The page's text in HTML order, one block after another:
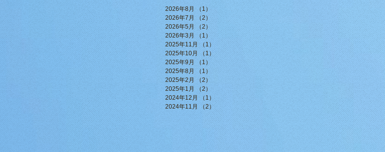
2026年8月 （1）1件の記事
2026年7月 （2） 2件の記事
2026年5月
（2）
2件の記事
2026年3月
（1） 1件の記事
2025年11月 （1） 1件の記事
2025年10月 （1）1件の記事
2025年9月
（1） 1件の記事
2025年8月 （1） 1件の記事
2025年2月 （2） 2件の記事
2025年1月
（2） 2件の記事
2024年12月
（1） 1件の記事
2024年11月
（2） 2件の記事